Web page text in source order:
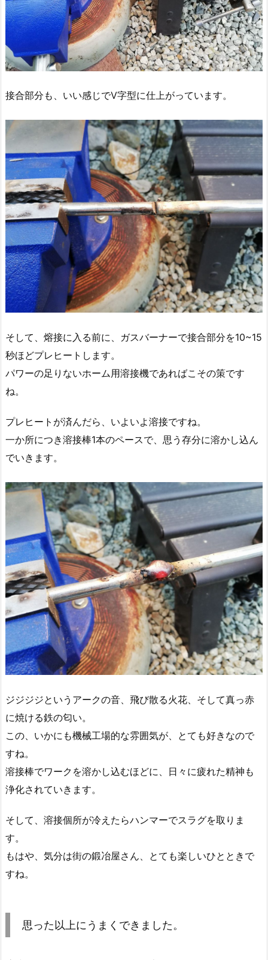
接合部分も、いい感じでV字型に仕上がっています。
そして、熔接に入る前に、ガスバーナーで接合部分を10~15
秒ほどプレヒートします。
パワーの足りないホーム用溶接機であればこその策です
ね。
プレヒートが済んだら、いよいよ溶接ですね。
一か所につき溶接棒1本のペースで、思う存分に溶かし込ん
でいきます。
ジジジジというアークの音、飛び散る火花、そして真っ赤
に焼ける鉄の匂い。
この、いかにも機械工場的な雰囲気が、とても好きなので
すね。
溶接棒でワークを溶かし込むほどに、日々に疲れた精神も
浄化されていきます。
そして、溶接個所が冷えたらハンマーでスラグを取りま
す。
もはや、気分は街の鍛冶屋さん、とても楽しいひとときで
すね。
思った以上にうまくできました。